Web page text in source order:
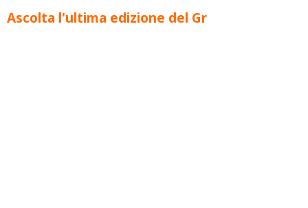
Ascolta l'ultima edizione del Gr